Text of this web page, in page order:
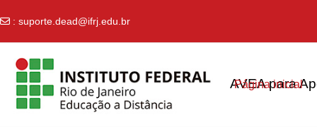
: suporte.dead@ifrj.edu.br
AVEA para
Página inicial